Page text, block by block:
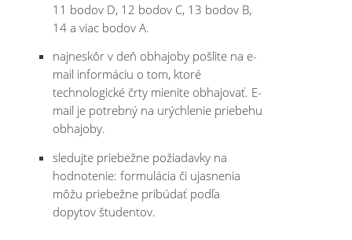
11 bodov D, 12 bodov C, 13 bodov B,
14 a viac bodov A.
najneskôr v deň obhajoby pošlite na e-
mail informáciu o tom, ktoré
technologické črty mienite obhajovať. E-
mail je potrebný na urýchlenie priebehu
obhajoby.
sledujte priebežne požiadavky na
hodnotenie: formulácia či ujasnenia
môžu priebežne pribúdať podľa
dopytov študentov.